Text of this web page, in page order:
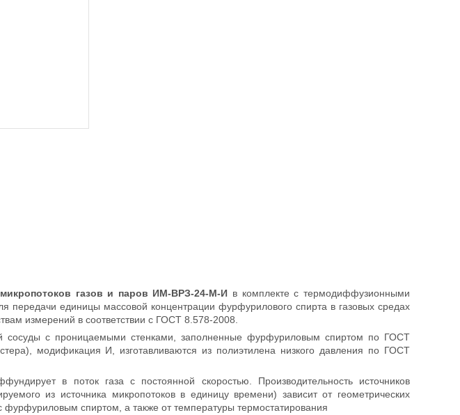
газов и паров ИМ-ВРЗ-24-М-И в комплекте с термодиффузионными
передачи единицы массовой концентрации фурфурилового спирта в газовых средах
измерений в соответствии с ГОСТ 8.578-2008.
сосуды с проницаемыми стенками, заполненные фурфуриловым спиртом по ГОСТ
модификация И, изготавливаются из полиэтилена низкого давления по ГОСТ
в поток газа с постоянной скоростью. Производительность источников
из источника микропотоков в единицу времени) зависит от геометрических
спиртом, а также от температуры термостатирования